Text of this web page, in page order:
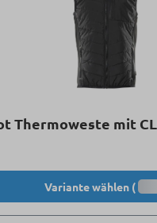
Thermoweste mit
Variante wählen (